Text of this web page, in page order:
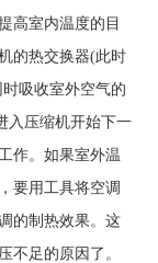
高室内温度的目
的热交换器(此时
吸收室外空气的
入压缩机开始下一
作。如果室外温
要用工具将空调
的制热效果。这
不足的原因了。